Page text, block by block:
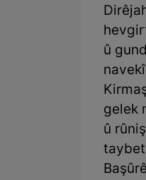
û
gelek
û